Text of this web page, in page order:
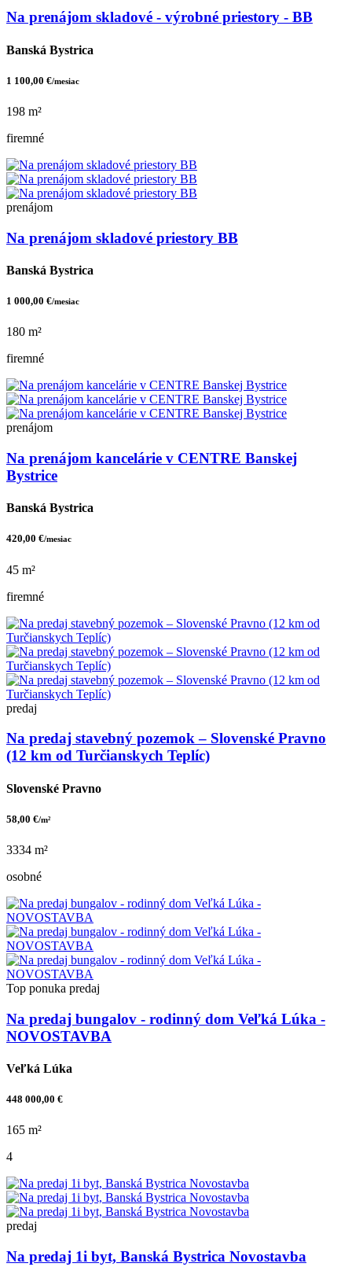
Na prenájom skladové - výrobné priestory - BB
Banská Bystrica
1 100,00 €/mesiac
198 m²
firemné
prenájom
Na prenájom skladové priestory BB
Banská Bystrica
1 000,00 €/mesiac
180 m²
firemné
prenájom
Na prenájom kancelárie v CENTRE Banskej
Bystrice
Banská Bystrica
420,00 €/mesiac
45 m²
firemné
predaj
Na predaj stavebný pozemok – Slovenské Pravno
(12 km od Turčianskych Teplíc)
Slovenské Pravno
58,00 €/m²
3334 m²
osobné
Top ponuka predaj
Na predaj bungalov - rodinný dom Veľká Lúka -
NOVOSTAVBA
Veľká Lúka
448 000,00 €
165 m²
4
predaj
Na predaj 1i byt, Banská Bystrica Novostavba